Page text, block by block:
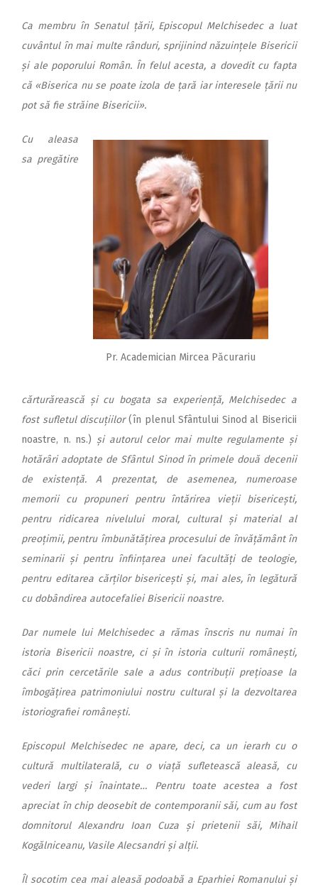
Ca membru în Senatul țării, Episcopul Melchisedec a luat
cuvântul în mai multe rânduri, sprijinind năzuințele Bisericii
și ale poporului Român. În felul acesta, a dovedit cu fapta
că «Biserica nu se poate izola de țară iar interesele țării nu
pot să fie străine Bisericii».
Pr. Academician Mircea Păcurariu
Cu aleasa
sa pregătire
cărturărească și cu bogata sa experiență, Melchisedec a
fost sufletul dis­cuțiilor(în plenul Sfântului Sinod al Bisericii
noastre, n. ns.) și autorul celor mai multe regulamente și
hotărâri adoptate de Sfântul Sinod în primele două decenii
de existență. A prezentat, de asemenea, numeroase
memorii cu propuneri pentru întărirea vieții bisericești,
pentru ridicarea nivelului moral, cultural și material al
preoțimii, pentru îmbunătățirea procesului de învățământ în
seminarii și pentru înființarea unei facultăți de teologie,
pentru editarea cărților bisericești și, mai ales, în legătură
cu dobândirea autocefaliei Bisericii noastre.
Dar numele lui Melchisedec a rămas înscris nu numai în
istoria Bisericii noastre, ci și în istoria culturii românești,
căci prin cercetările sale a adus contribuții prețioase la
îmbogățirea patrimoniului nostru cultural și la dezvoltarea
istoriografiei românești.
Episcopul Melchisedec ne apare, deci, ca un ierarh cu o
cultură multilaterală, cu o viață sufletească aleasă, cu
vederi largi și înaintate… Pentru toate acestea a fost
apreciat în chip deosebit de contemporanii săi, cum au fost
domnitorul Alexandru Ioan Cuza și prietenii săi, Mihail
Kogălniceanu, Vasile Alecsandri și alții.
Îl socotim cea mai aleasă podoabă a Eparhiei Romanului și